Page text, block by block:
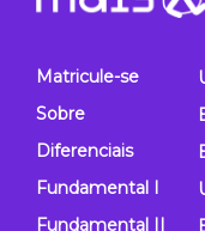
Matricule-se
Sobre
Diferenciais
Fundamental I
Fundamental II